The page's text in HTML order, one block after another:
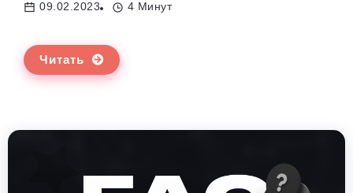
09.02.2023 4 Минут
Читать